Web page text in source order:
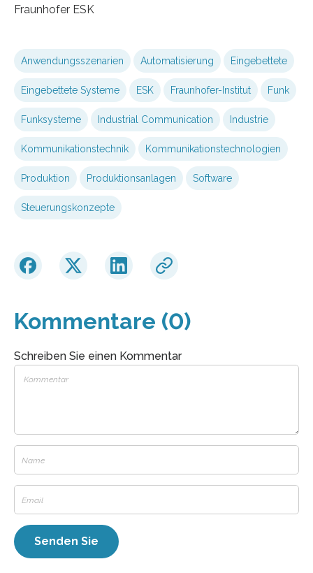
Fraunhofer ESK
Anwendungsszenarien Automatisierung Eingebettete
Eingebettete Systeme ESK Fraunhofer-Institut Funk
Funksysteme Industrial Communication Industrie
Kommunikationstechnik Kommunikationstechnologien
Produktion Produktionsanlagen Software
Steuerungskonzepte
Kommentare (0)
Schreiben Sie einen Kommentar